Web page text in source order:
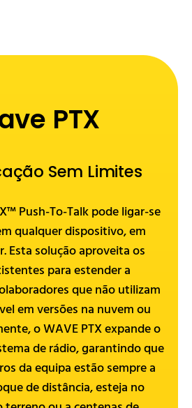
PTX
Sem Limites
Push-To-Talk pode ligar-se
qualquer dispositivo, em
Esta solução aproveita os
para estender a
que não utilizam
em versões na nuvem ou
o WAVE PTX expande o
de rádio, garantindo que
da equipa estão sempre a
de distância, esteja no